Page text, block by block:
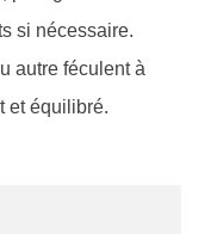
si nécessaire.
autre féculent à
et équilibré.